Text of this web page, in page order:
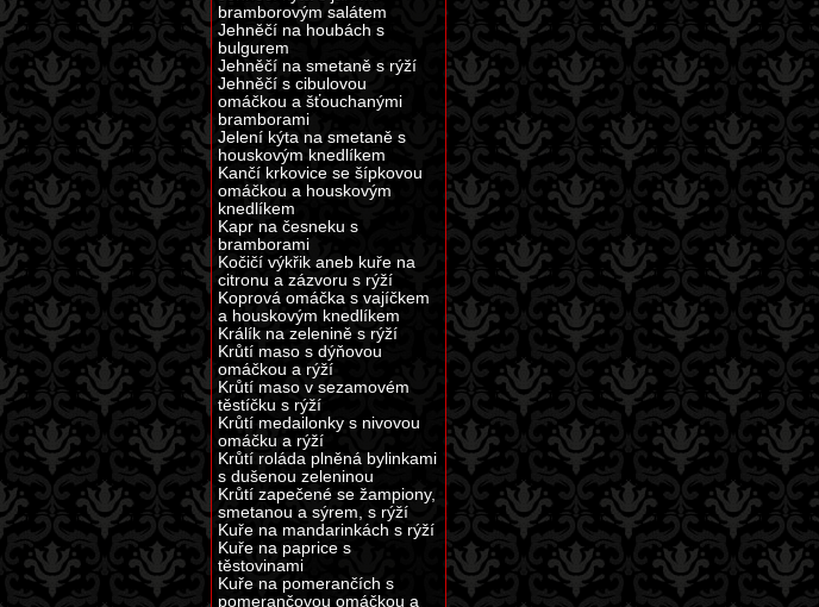
bramborovým salátem
Jehněčí na houbách s
bulgurem
Jehněčí na smetaně s rýží
Jehněčí s cibulovou
omáčkou a šťouchanými
bramborami
Jelení kýta na smetaně s
houskovým knedlíkem
Kančí krkovice se šípkovou
omáčkou a houskovým
knedlíkem
Kapr na česneku s
bramborami
Kočičí výkřik aneb kuře na
citronu a zázvoru s rýží
Koprová omáčka s vajíčkem
a houskovým knedlíkem
Králík na zelenině s rýží
Krůtí maso s dýňovou
omáčkou a rýží
Krůtí maso v sezamovém
těstíčku s rýží
Krůtí medailonky s nivovou
omáčku a rýží
Krůtí roláda plněná bylinkami
s dušenou zeleninou
Krůtí zapečené se žampiony,
smetanou a sýrem, s rýží
Kuře na mandarinkách s rýží
Kuře na paprice s
těstovinami
Kuře na pomerančích s
pomerančovou omáčkou a